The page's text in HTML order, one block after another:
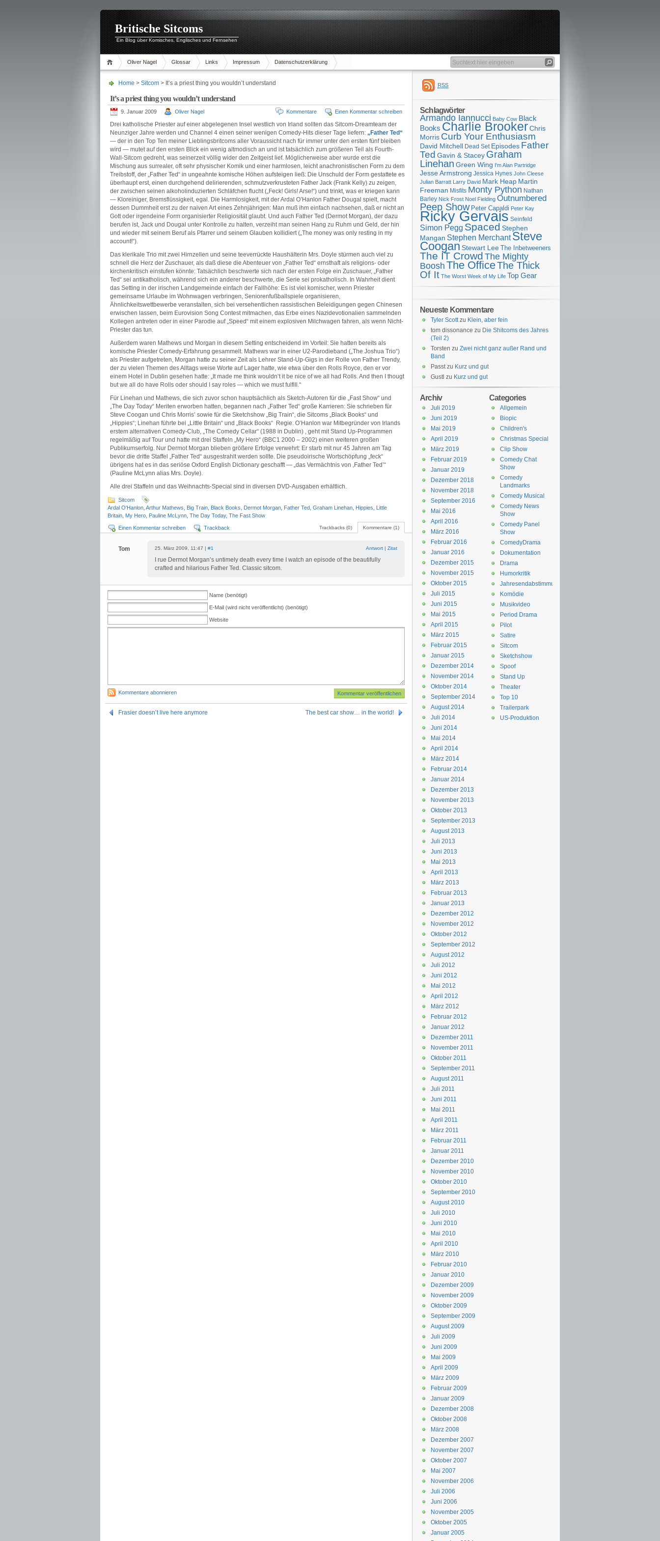
Britische Sitcoms
Ein Blog über Komisches, Englisches und Fernsehen
Oliver Nagel Glossar Links Impressum Datenschutzerklärung
Home > Sitcom > It’s a priest thing you wouldn’t understand
It’s a priest thing you wouldn’t understand
9. Januar 2009 Oliver Nagel Einen Kommentar schreiben
Kommentare
Drei katholische Priester auf einer abgelegenen Insel westlich von Irland sollten das Sitcom-Dreamteam der
Neunziger Jahre werden und Channel 4 einen seiner wenigen Comedy-Hits dieser Tage liefern: „Father Ted“
— der in den Top Ten meiner Lieblingsbritcoms aller Voraussicht nach für immer unter den ersten fünf bleiben
wird — mutet auf den ersten Blick ein wenig altmodisch an und ist tatsächlich zum größeren Teil als Fourth-
Wall-Sitcom gedreht, was seinerzeit völlig wider den Zeitgeist lief. Möglicherweise aber wurde erst die
Mischung aus surrealer, oft sehr physischer Komik und einer harmlosen, leicht anachronistischen Form zu dem
Treibstoff, der „Father Ted“ in ungeahnte komische Höhen aufsteigen ließ: Die Unschuld der Form gestattete es
überhaupt erst, einen durchgehend delirierenden, schmutzverkrusteten Father Jack (Frank Kelly) zu zeigen,
der zwischen seinen alkoholinduzierten Schläfchen flucht („Feck! Girls! Arse!“) und trinkt, was er kriegen kann
— Kloreiniger, Bremsflüssigkeit, egal. Die Harmlosigkeit, mit der Ardal O’Hanlon Father Dougal spielt, macht
dessen Dummheit erst zu der naiven Art eines Zehnjährigen: Man muß ihm einfach nachsehen, daß er nicht an
Gott oder irgendeine Form organisierter Religiosität glaubt. Und auch Father Ted (Dermot Morgan), der dazu
berufen ist, Jack und Dougal unter Kontrolle zu halten, verzeiht man seinen Hang zu Ruhm und Geld, der hin
und wieder mit seinem Beruf als Pfarrer und seinem Glauben kollidiert („The money was only resting in my
account!“).
Das klerikale Trio mit zwei Hirnzellen und seine teeverrückte Haushälterin Mrs. Doyle stürmen auch viel zu
schnell die Herz der Zuschauer, als daß diese die Abenteuer von „Father Ted“ ernsthaft als religions- oder
kirchenkritisch einstufen könnte: Tatsächlich beschwerte sich nach der ersten Folge ein Zuschauer, „Father
Ted“ sei antikatholisch, während sich ein anderer beschwerte, die Serie sei prokatholisch. In Wahrheit dient
das Setting in der irischen Landgemeinde einfach der Fallhöhe: Es ist viel komischer, wenn Priester
gemeinsame Urlaube im Wohnwagen verbringen, Seniorenfußballspiele organisieren,
Ähnlichkeitswettbewerbe veranstalten, sich bei versehentlichen rassistischen Beleidigungen gegen Chinesen
erwischen lassen, beim Eurovision Song Contest mitmachen, das Erbe eines Nazidevotionalien sammelnden
Kollegen antreten oder in einer Parodie auf „Speed“ mit einem explosiven Milchwagen fahren, als wenn Nicht-
Priester das tun.
Außerdem waren Mathews und Morgan in diesem Setting entscheidend im Vorteil: Sie hatten bereits als
komische Priester Comedy-Erfahrung gesammelt. Mathews war in einer U2-Parodieband („The Joshua Trio“)
als Priester aufgetreten, Morgan hatte zu seiner Zeit als Lehrer Stand-Up-Gigs in der Rolle von Father Trendy,
der zu vielen Themen des Alltags weise Worte auf Lager hatte, wie etwa über den Rolls Royce, den er vor
einem Hotel in Dublin gesehen hatte: „It made me think wouldn’t it be nice of we all had Rolls. And then I thougt
but we all do have Rolls oder should I say roles — which we must fulfill.“
Für Linehan und Mathews, die sich zuvor schon hauptsächlich als Sketch-Autoren für die „Fast Show“ und
„The Day Today“ Meriten erworben hatten, begannen nach „Father Ted“ große Karrieren: Sie schrieben für
Steve Coogan und Chris Morris’ sowie für die Sketchshow „Big Train“, die Sitcoms „Black Books“ und
„Hippies“; Linehan führte bei „Little Britain“ und „Black Books“ Regie. O’Hanlon war Mitbegründer von Irlands
erstem alternativen Comedy-Club, „The Comedy Cellar“ (1988 in Dublin) , geht mit Stand Up-Programmen
regelmäßig auf Tour und hatte mit drei Staffeln „My Hero“ (BBC1 2000 – 2002) einen weiteren großen
Publikumserfolg. Nur Dermot Morgan blieben größere Erfolge verwehrt: Er starb mit nur 45 Jahren am Tag
bevor die dritte Staffel „Father Ted“ ausgestrahlt werden sollte. Die pseudoirische Wortschöpfung „feck“
übrigens hat es in das seriöse Oxford English Dictionary geschafft — „das Vermächtnis von ‚Father Ted’“
(Pauline McLynn alias Mrs. Doyle).
Alle drei Staffeln und das Weihnachts-Special sind in diversen DVD-Ausgaben erhältlich.
Sitcom
Ardal O'Hanlon Arthur Mathews Big Train Black Books Dermot Morgan Father Ted Graham Linehan Hippies
Little
Britain My Hero Pauline McLynn The Day Today, The Fast Show
Kommentare (1)
Trackbacks (0)
Einen Kommentar schreiben Trackback
Tom 25. März 2009, 11:47 | #1 Antwort | Zitat
I rue Dermot Morgan’s untimely death every time I watch an episode of the beautifully
crafted and hilarious Father Ted. Classic sitcom.
Name (benötigt)
E-Mail (wird nicht veröffentlicht) (benötigt)
Website
Kommentare abonnieren
Frasier doesn’t live here anymore The best car show… in the world!
RSS
Schlagwörter
Armando Iannucci Baby Cow Black
Books Charlie BrookerChris
Morris Curb Your Enthusiasm
David Mitchell Dead Set Episodes Father
Ted Gavin & Stacey Graham
Linehan Green Wing I'm Alan Partridge
Jesse Armstrong Jessica Hynes John Cleese
Julian Barratt Larry David Mark Heap Martin
Freeman Misfits Monty Python Nathan
Barley Nick Frost Noel Fielding Outnumbered
Peep Show Peter Capaldi Peter Kay
Ricky Gervais Seinfeld
Simon Pegg Spaced Stephen
Mangan Stephen Merchant Steve
CooganStewart Lee The Inbetweeners
The IT Crowd The Mighty
Boosh The OfficeThe Thick
Of It The Worst Week of My Life Top Gear
Neueste Kommentare
Tyler Scottzu Klein, aber fein
tom dissonance zu Die Shitcoms des Jahres
(Teil 2)
Torsten zu Zwei nicht ganz außer Rand und
Band
Passtzu Kurz und gut
Gustl zu Kurz und gut
Categories
Allgemein
Biopic
Children's
Christmas Special
Clip Show
Comedy Chat
Show
Comedy
Landmarks
Comedy Musical
Comedy News
Show
Comedy Panel
Show
ComedyDrama
Dokumentation
Drama
Humorkritik
Jahresendabstimmung
Komödie
Musikvideo
Period Drama
Pilot
Satire
Sitcom
Sketchshow
Spoof
Stand Up
Theater
Top 10
Trailerpark
US-Produktion
Archiv
Juli 2019
Juni 2019
Mai 2019
April 2019
März 2019
Februar 2019
Januar 2019
Dezember 2018
November 2018
September 2016
Mai 2016
April 2016
März 2016
Februar 2016
Januar 2016
Dezember 2015
November 2015
Oktober 2015
Juli 2015
Juni 2015
Mai 2015
April 2015
März 2015
Februar 2015
Januar 2015
Dezember 2014
November 2014
Oktober 2014
September 2014
August 2014
Juli 2014
Juni 2014
Mai 2014
April 2014
März 2014
Februar 2014
Januar 2014
Dezember 2013
November 2013
Oktober 2013
September 2013
August 2013
Juli 2013
Juni 2013
Mai 2013
April 2013
März 2013
Februar 2013
Januar 2013
Dezember 2012
November 2012
Oktober 2012
September 2012
August 2012
Juli 2012
Juni 2012
Mai 2012
April 2012
März 2012
Februar 2012
Januar 2012
Dezember 2011
November 2011
Oktober 2011
September 2011
August 2011
Juli 2011
Juni 2011
Mai 2011
April 2011
März 2011
Februar 2011
Januar 2011
Dezember 2010
November 2010
Oktober 2010
September 2010
August 2010
Juli 2010
Juni 2010
Mai 2010
April 2010
März 2010
Februar 2010
Januar 2010
Dezember 2009
November 2009
Oktober 2009
September 2009
August 2009
Juli 2009
Juni 2009
Mai 2009
April 2009
März 2009
Februar 2009
Januar 2009
Dezember 2008
Oktober 2008
März 2008
Dezember 2007
November 2007
Oktober 2007
Mai 2007
November 2006
Juli 2006
Juni 2006
November 2005
Oktober 2005
Januar 2005